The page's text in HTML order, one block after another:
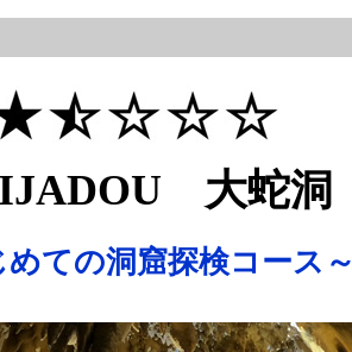
大蛇洞
めての洞窟探検コース～